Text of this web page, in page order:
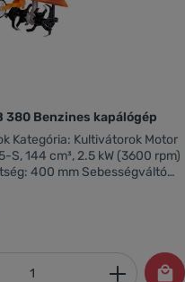
Villager VTB 380 Benzines kapálógép
S, 144 cm³, 2.5 kW (3600 rpm)
mm Sebességváltó
Súly: 30.3 kg
Adja